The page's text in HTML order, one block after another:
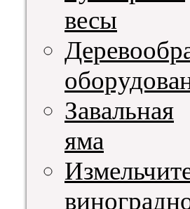
весы
Завальная
яма